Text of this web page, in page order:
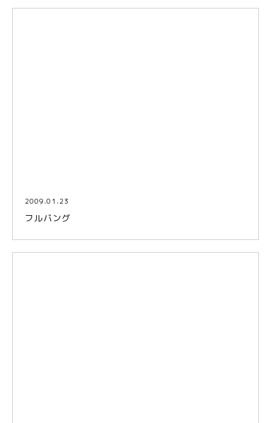
2009.01.23
フルバング